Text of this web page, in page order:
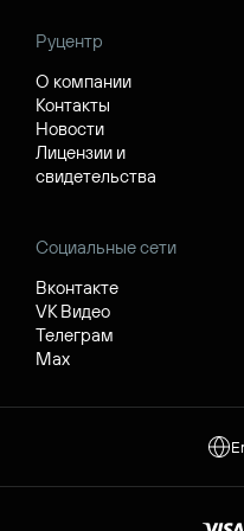
Руцентр
О компании
Контакты
Новости
Лицензии и
свидетельства
Социальные сети
Вконтакте
VK Видео
Телеграм
Max